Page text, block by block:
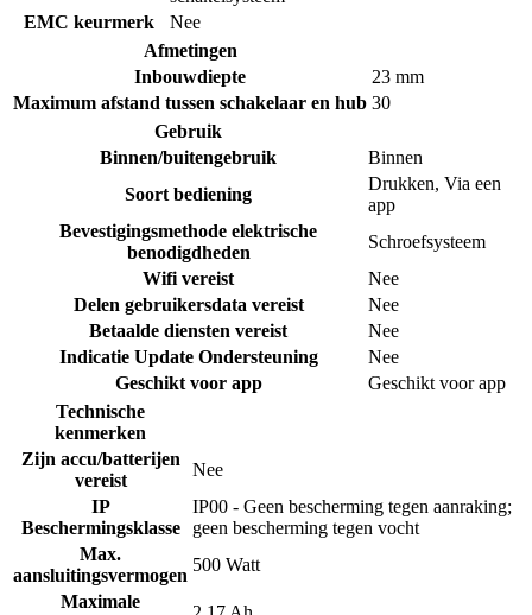
EMC keurmerk
Nee
Afmetingen
Inbouwdiepte
23 mm
Maximum afstand tussen schakelaar en hub 30
Gebruik
Binnen/buitengebruik
Binnen
Soort bediening
Drukken, Via een
app
Bevestigingsmethode elektrische
benodigdheden
Schroefsysteem
Wifi vereist
Nee
Delen gebruikersdata vereist
Nee
Betaalde diensten vereist
Nee
Indicatie Update Ondersteuning
Nee
Geschikt voor app
Geschikt voor app
Technische
kenmerken
Zijn accu/batterijen
vereist
Nee
IP
Beschermingsklasse
IP00 - Geen bescherming tegen aanraking;
geen bescherming tegen vocht
Max.
aansluitingsvermogen
500 Watt
Maximale